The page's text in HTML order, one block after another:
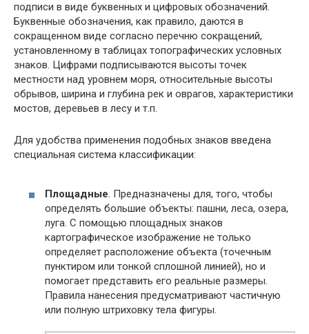
подписи в виде буквенных и цифровых обозначений.
Буквенные обозначения, как правило, даются в
сокращенном виде согласно перечню сокращений,
установленному в таблицах топографических условных
знаков. Цифрами подписываются высоты точек
местности над уровнем моря, относительные высоты
обрывов, ширина и глубина рек и оврагов, характеристики
мостов, деревьев в лесу и т.п.
Для удобства применения подобных знаков введена
специальная система классификации:
Площадные . Предназначены для, того, чтобы
определять большие объекты: пашни, леса, озера,
луга. С помощью площадных знаков
картографическое изображение не только
определяет расположение объекта (точечным
пунктиром или тонкой сплошной линией), но и
помогает представить его реальные размеры.
Правила нанесения предусматривают частичную
или полную штриховку тела фигуры.